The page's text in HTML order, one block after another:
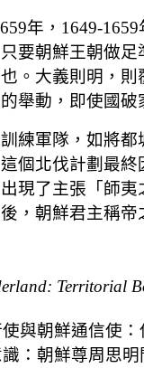
年，1649-
要朝鮮王朝做
。大義則明，
舉動，即使國
練軍隊，如將
個北伐計劃最
現了主張「師
，朝鮮君主稱
Territorial
與朝鮮通信使
：朝鮮尊周思